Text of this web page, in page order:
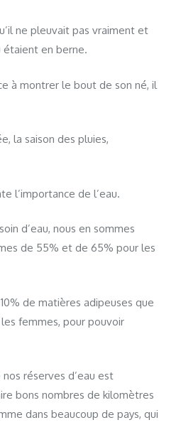
ne pleuvait pas vraiment et
étaient en berne.
à montrer le bout de son né, il
la saison des pluies,
l’importance de l’eau.
d’eau, nous en sommes
de 55% et de 65% pour les
de matières adipeuses que
femmes, pour pouvoir
réserves d’eau est
bons nombres de kilomètres
dans beaucoup de pays, qui